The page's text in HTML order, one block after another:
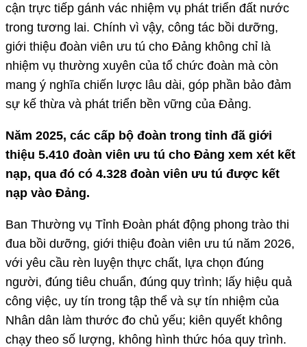
cận trực tiếp gánh vác nhiệm vụ phát triển đất nước
trong tương lai. Chính vì vậy, công tác bồi dưỡng,
giới thiệu đoàn viên ưu tú cho Đảng không chỉ là
nhiệm vụ thường xuyên của tổ chức đoàn mà còn
mang ý nghĩa chiến lược lâu dài, góp phần bảo đảm
sự kế thừa và phát triển bền vững của Đảng.
Năm 2025, các cấp bộ đoàn trong tỉnh đã giới
thiệu 5.410 đoàn viên ưu tú cho Đảng xem xét kết
nạp, qua đó có 4.328 đoàn viên ưu tú được kết
nạp vào Đảng.
Ban Thường vụ Tỉnh Đoàn phát động phong trào thi
đua bồi dưỡng, giới thiệu đoàn viên ưu tú năm 2026,
với yêu cầu rèn luyện thực chất, lựa chọn đúng
người, đúng tiêu chuẩn, đúng quy trình; lấy hiệu quả
công việc, uy tín trong tập thể và sự tín nhiệm của
Nhân dân làm thước đo chủ yếu; kiên quyết không
chạy theo số lượng, không hình thức hóa quy trình.